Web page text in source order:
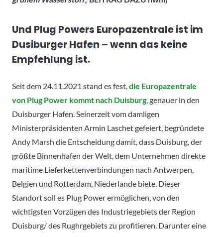
Und Plug Powers Europazentrale ist im
Dusiburger Hafen – wenn das keine
Empfehlung ist.
Seit dem 24.11.2021 stand es fest,die Europazentrale
von Plug Power kommt nach Duisburg, genauer in den
Duisburger Hafen. Seinerzeit vom damligen
Ministerpräsidenten Armin Laschet gefeiert, begründete
Andy Marsh die Entscheidung damit, dass Duisburg, der
größte Binnenhafen der Welt, dem Unternehmen direkte
maritime Lieferkettenverbindungen nach Antwerpen,
Belgien und Rotterdam, Niederlande biete. Dieser
Standort soll es Plug Power ermöglichen, von den
wichtigsten Vorzügen des Industriegebiets der Region
Duisburg/ des Rughrgebiets zu profitieren. Darunter eine